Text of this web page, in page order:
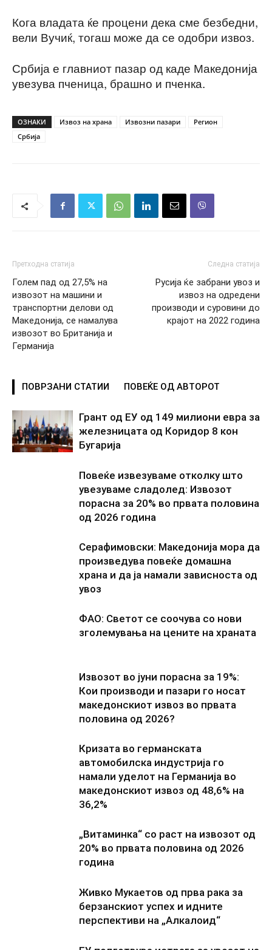
Кога владата ќе процени дека сме безбедни,
вели Вучиќ, тогаш може да се одобри извоз.
Србија е главниот пазар од каде Македонија
увезува пченица, брашно и пченка.
ОЗНАКИ Извоз на храна Извозни пазари
Регион
Србија
Претходна статија
Голем пад од 27,5% на
извозот на машини и
транспортни делови од
Македонија, се намалува
извозот во Британија и
Германија
Следна статија
Русија ќе забрани увоз и
извоз на одредени
производи и суровини до
крајот на 2022 година
ПОВРЗАНИ СТАТИИ ПОВЕЌЕ ОД АВТОРОТ
Грант од ЕУ од 149 милиони евра за
железницата од Коридор 8 кон
Бугарија
Повеќе извезуваме отколку што
увезуваме сладолед: Извозот
порасна за 20% во првата половина
од 2026 година
Серафимовски: Македонија мора да
произведува повеќе домашна
храна и да ја намали зависноста од
увоз
ФАО: Светот се соочува со нови
зголемувања на цените на храната
Извозот во јуни порасна за 19%:
Кои производи и пазари го носат
македонскиот извоз во првата
половина од 2026?
Кризата во германската
автомобилска индустрија го
намали уделот на Германија во
македонскиот извоз од 48,6% на
36,2%
„Витаминка“ со раст на извозот од
20% во првата половина од 2026
година
Живко Мукаетов од прва рака за
берзанскиот успех и идните
перспективи на „Алкалоид“